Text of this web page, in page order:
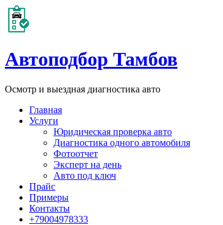
Автоподбор Тамбов
Осмотр и выездная диагностика авто
Главная
Услуги
Юридическая проверка авто
Диагностика одного автомобиля
Фотоотчет
Эксперт на день
Авто под ключ
Прайс
Примеры
Контакты
+79004978333